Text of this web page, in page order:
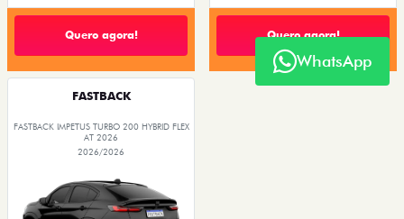
Quero agora! Quero agora!
FASTBACK
FASTBACK IMPETUS TURBO 200 HYBRID FLEX
AT 2026
2026/2026
WhatsApp